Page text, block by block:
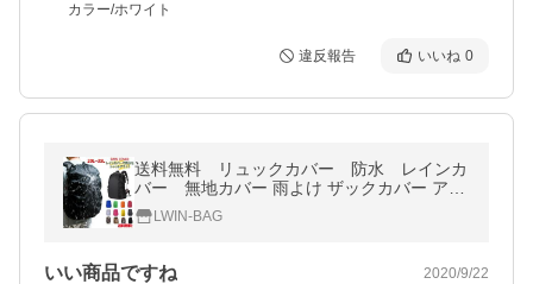
カラー/ホワイト
違反報告 いいね 0
送料無料 リュックカバー 防水 レインカ
バー 無地カバー 雨よけ ザックカバー アウ
トドア 通勤 通学 登山 旅行 軽量 バッグカ
バー 黒 20L 30L 35L
LWIN-BAG
いい商品ですね 2020/9/22